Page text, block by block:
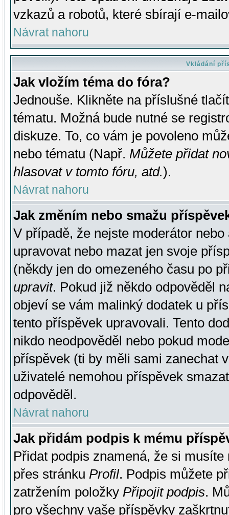
vzkazů a robotů, které sbírají e-
Návrat nahoru
Vkládání
Jak vložím téma do fóra?
Jednouše. Klikněte na příslušné
tématu. Možná bude nutné se
diskuze. To, co vám je povoleno
nebo tématu (Např. Můžete přidat
hlasovat v tomto fóru, atd.).
Návrat nahoru
Jak změním nebo smažu
V případě, že nejste moderátor
upravovat nebo mazat jen svoje
(někdy jen do omezeného času po
upravit. Pokud již někdo odpověděl
objeví se vám malinký dodatek u
tento příspěvek upravovali. Tento
nikdo neodpověděl nebo pokud
příspěvek (ti by měli sami zanechat
uživatelé nemohou příspěvek
odpověděl.
Návrat nahoru
Jak přidám podpis k mému
Přidat podpis znamená, že si
přes stránku Profil. Podpis můžete
zatržením položky Připojit podpis.
pro všechny vaše příspěvky